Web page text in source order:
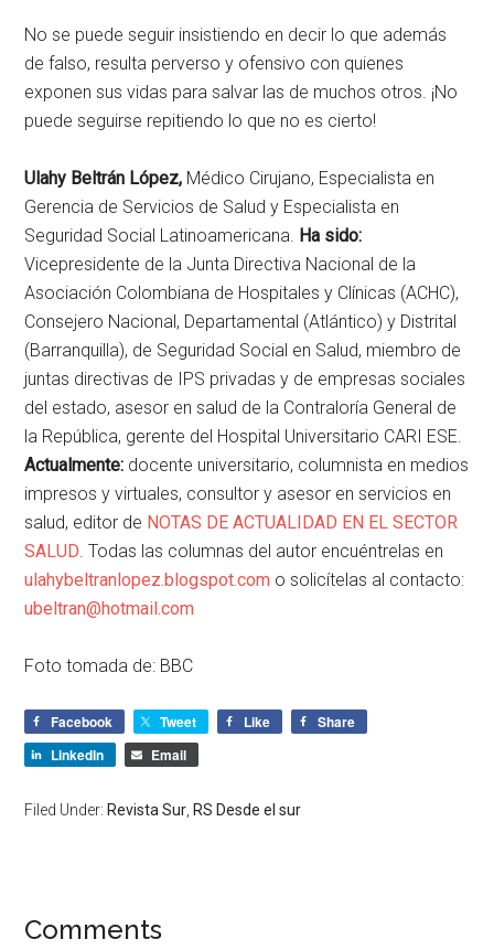
No se puede seguir insistiendo en decir lo que además
de falso, resulta perverso y ofensivo con quienes
exponen sus vidas para salvar las de muchos otros. ¡No
puede seguirse repitiendo lo que no es cierto!
Ulahy Beltrán López, Médico Cirujano, Especialista en
Gerencia de Servicios de Salud y Especialista en
Seguridad Social Latinoamericana. Ha sido:
Vicepresidente de la Junta Directiva Nacional de la
Asociación Colombiana de Hospitales y Clínicas (ACHC),
Consejero Nacional, Departamental (Atlántico) y Distrital
(Barranquilla), de Seguridad Social en Salud, miembro de
juntas directivas de IPS privadas y de empresas sociales
del estado, asesor en salud de la Contraloría General de
la República, gerente del Hospital Universitario CARI ESE.
Actualmente: docente universitario, columnista en medios
impresos y virtuales, consultor y asesor en servicios en
salud, editor de NOTAS DE ACTUALIDAD EN EL SECTOR
SALUD . Todas las columnas del autor encuéntrelas en
ulahybeltranlopez.blogspot.com o solicítelas al contacto:
ubeltran@hotmail.com
Foto tomada de: BBC
Facebook Tweet Like
Share
LinkedIn
Email
Filed Under: Revista Sur RS Desde el sur
Comments